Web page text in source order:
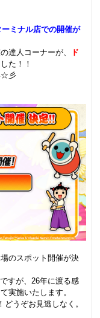
ミナル店での開催が
達人コーナーが、
ド
た！！
☆彡
のスポット開催が決
すが、26年に渡る感
実施いたします。
どうぞお見逃しなく。